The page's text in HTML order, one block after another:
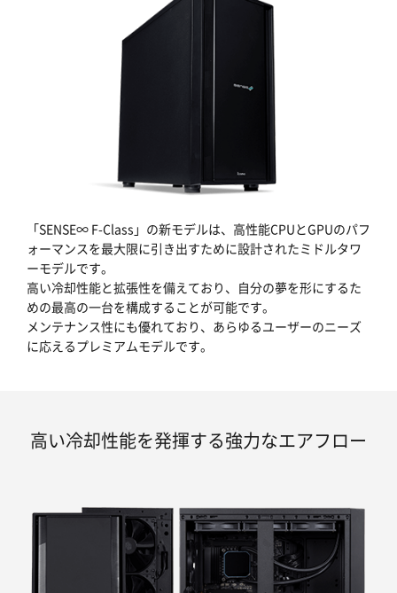
「SENSE∞ F-Class」の新モデルは、高性能CPUとGPUのパフ
ォーマンスを最大限に引き出すために設計されたミドルタワ
ーモデルです。
高い冷却性能と拡張性を備えており、自分の夢を形にするた
めの最高の一台を構成することが可能です。
メンテナンス性にも優れており、あらゆるユーザーのニーズ
に応えるプレミアムモデルです。
高い冷却性能を発揮する強力なエアフロー